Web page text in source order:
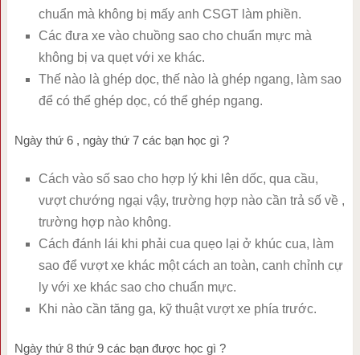
chuẩn mà không bị mấy anh CSGT làm phiền.
Các đưa xe vào chuồng sao cho chuẩn mực mà
không bị va quẹt với xe khác.
Thế nào là ghép dọc, thế nào là ghép ngang, làm sao
để có thể ghép dọc, có thể ghép ngang.
Ngày thứ 6 , ngày thứ 7 các bạn học gì ?
Cách vào số sao cho hợp lý khi lên dốc, qua cầu,
vượt chướng ngại vậy, trường hợp nào cần trả số về ,
trường hợp nào không.
Cách đánh lái khi phải cua quẹo lại ở khúc cua, làm
sao để vượt xe khác một cách an toàn, canh chỉnh cự
ly với xe khác sao cho chuẩn mực.
Khi nào cần tăng ga, kỹ thuật vượt xe phía trước.
Ngày thứ 8 thứ 9 các bạn được học gì ?